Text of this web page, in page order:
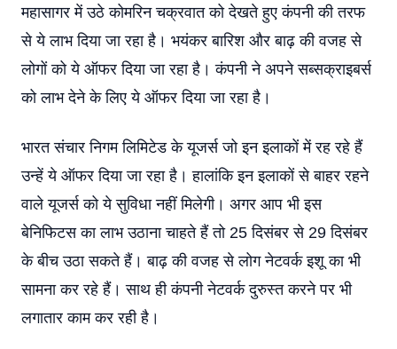
महासागर में उठे कोमरिन चक्रवात को देखते हुए कंपनी की तरफ
से ये लाभ दिया जा रहा है। भयंकर बारिश और बाढ़ की वजह से
लोगों को ये ऑफर दिया जा रहा है। कंपनी ने अपने सब्सक्राइबर्स
को लाभ देने के लिए ये ऑफर दिया जा रहा है।
भारत संचार निगम लिमिटेड के यूजर्स जो इन इलाकों में रह रहे हैं
उन्हें ये ऑफर दिया जा रहा है। हालांकि इन इलाकों से बाहर रहने
वाले यूजर्स को ये सुविधा नहीं मिलेगी। अगर आप भी इस
बेनिफिटस का लाभ उठाना चाहते हैं तो 25 दिसंबर से 29 दिसंबर
के बीच उठा सकते हैं। बाढ़ की वजह से लोग नेटवर्क इशू का भी
सामना कर रहे हैं। साथ ही कंपनी नेटवर्क दुरुस्त करने पर भी
लगातार काम कर रही है।